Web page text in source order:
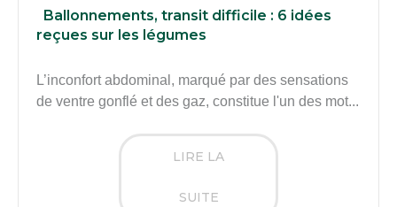
Ballonnements, transit difficile : 6 idées
reçues sur les légumes
L’inconfort abdominal, marqué par des sensations
de ventre gonflé et des gaz, constitue l'un des mot...
LIRE LA
SUITE